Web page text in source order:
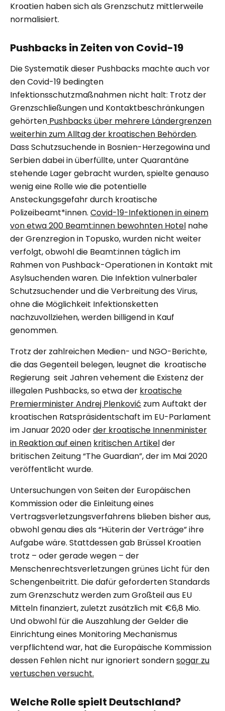
Kroatien haben sich als Grenzschutz mittlerweile
normalisiert.
Pushbacks in Zeiten von Covid-19
Die Systematik dieser Pushbacks machte auch vor
den Covid-19 bedingten
Infektionsschutzmaßnahmen nicht halt: Trotz der
Grenzschließungen und Kontaktbeschränkungen
gehörten Pushbacks über mehrere Ländergrenzen
weiterhin zum Alltag der kroatischen Behörden.
Dass Schutzsuchende in Bosnien-Herzegowina und
Serbien dabei in überfüllte, unter Quarantäne
stehende Lager gebracht wurden, spielte genauso
wenig eine Rolle wie die potentielle
Ansteckungsgefahr durch kroatische
Polizeibeamt*innen. Covid-19-Infektionen in einem
von etwa 200 Beamt:innen bewohnten Hotel nahe
der Grenzregion in Topusko, wurden nicht weiter
verfolgt, obwohl die Beamt:innen täglich im
Rahmen von Pushback-Operationen in Kontakt mit
Asylsuchenden waren. Die Infektion vulnerbaler
Schutzsuchender und die Verbreitung des Virus,
ohne die Möglichkeit Infektionsketten
nachzuvollziehen, werden billigend in Kauf
genommen.
Trotz der zahlreichen Medien- und NGO-Berichte,
die das Gegenteil belegen, leugnet die kroatische
Regierung seit Jahren vehement die Existenz der
illegalen Pushbacks, so etwa der kroatische
Premierminister Andrej Plenković zum Auftakt der
kroatischen Ratspräsidentschaft im EU-Parlament
im Januar 2020 oderder kroatische Innenminister
in Reaktion auf einen kritischen Artikelder
britischen Zeitung “The Guardian”, der im Mai 2020
veröffentlicht wurde.
Untersuchungen von Seiten der Europäischen
Kommission oder die Einleitung eines
Vertragsverletzungsverfahrens blieben bisher aus,
obwohl genau dies als “Hüterin der Verträge” ihre
Aufgabe wäre. Stattdessen gab Brüssel Kroatien
trotz – oder gerade wegen – der
Menschenrechtsverletzungen grünes Licht für den
Schengenbeitritt. Die dafür geforderten Standards
zum Grenzschutz werden zum Großteil aus EU
Mitteln finanziert, zuletzt zusätzlich mit €6,8 Mio.
Und obwohl für die Auszahlung der Gelder die
Einrichtung eines Monitoring Mechanismus
verpflichtend war, hat die Europäische Kommission
dessen Fehlen nicht nur ignoriert sondernsogar zu
vertuschen versucht.
Welche Rolle spielt Deutschland?